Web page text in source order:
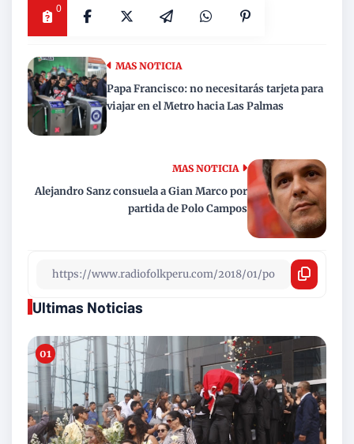
0
MAS NOTICIA
Alejandro Sanz consuela a Gian Marco por
partida de Polo Campos
MAS NOTICIA
Papa Francisco: no necesitarás tarjeta para
viajar en el Metro hacia Las Palmas
Ultimas Noticias